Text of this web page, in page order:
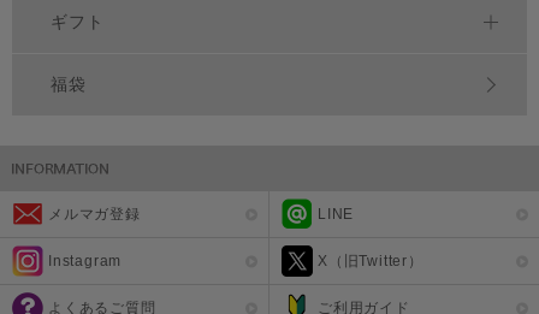
ギフト
福袋
メルマガ登録 LINE
Instagram X（旧Twitter）
よくあるご質問 ご利用ガイド